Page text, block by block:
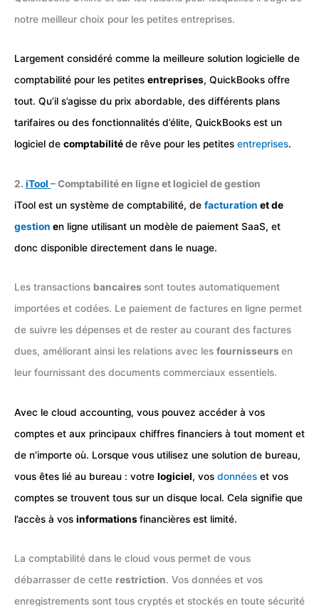
notre meilleur choix pour les petites entreprises.
Largement considéré comme la meilleure solution logicielle de
comptabilité pour les petites entreprises, QuickBooks offre
tout. Qu’il s’agisse du prix abordable, des différents plans
tarifaires ou des fonctionnalités d’élite, QuickBooks est un
logiciel de comptabilitéde rêve pour les petites entreprises.
2. iTool – Comptabilité en ligne et logiciel de gestion
iTool est un système de comptabilité, de facturation et de
gestion en ligne utilisant un modèle de paiement SaaS, et
donc disponible directement dans le nuage.
Les transactions bancaires sont toutes automatiquement
importées et codées. Le paiement de factures en ligne permet
de suivre les dépenses et de rester au courant des factures
dues, améliorant ainsi les relations avec les fournisseurs en
leur fournissant des documents commerciaux essentiels.
Avec le cloud accounting, vous pouvez accéder à vos
comptes et aux principaux chiffres financiers à tout moment et
de n’importe où. Lorsque vous utilisez une solution de bureau,
vous êtes lié au bureau : votre logiciel, vos données et vos
comptes se trouvent tous sur un disque local. Cela signifie que
l’accès à vos informationsfinancières est limité.
La comptabilité dans le cloud vous permet de vous
débarrasser de cette restriction. Vos données et vos
enregistrements sont tous cryptés et stockés en toute sécurité